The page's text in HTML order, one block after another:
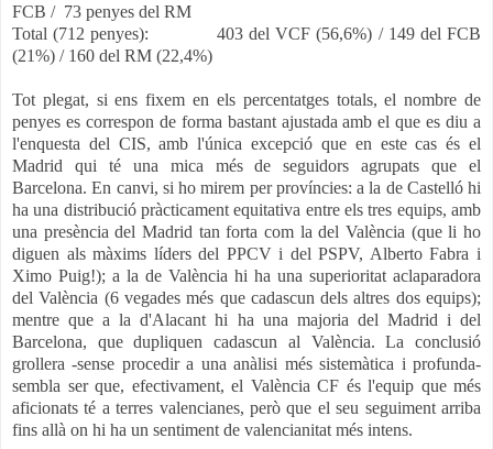
FCB / 73 penyes del RM
Total (712 penyes): 403 del VCF (56,6%) / 149 del FCB
(21%) / 160 del RM (22,4%)
Tot plegat, si ens fixem en els percentatges totals, el nombre de
penyes es correspon de forma bastant ajustada amb el que es diu a
l'enquesta del CIS, amb l'única excepció que en este cas és el
Madrid qui té una mica més de seguidors agrupats que el
Barcelona. En canvi, si ho mirem per províncies: a la de Castelló hi
ha una distribució pràcticament equitativa entre els tres equips, amb
una presència del Madrid tan forta com la del València (que li ho
diguen als màxims líders del PPCV i del PSPV, Alberto Fabra i
Ximo Puig!); a la de València hi ha una superioritat aclaparadora
del València (6 vegades més que cadascun dels altres dos equips);
mentre que a la d'Alacant hi ha una majoria del Madrid i del
Barcelona, que dupliquen cadascun al València. La conclusió
grollera -sense procedir a una anàlisi més sistemàtica i profunda-
sembla ser que, efectivament, el València CF és l'equip que més
aficionats té a terres valencianes, però que el seu seguiment arriba
fins allà on hi ha un sentiment de valencianitat més intens.